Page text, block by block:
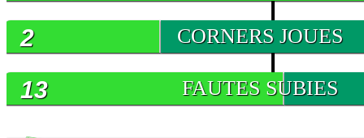
CORNERS JOUES
2
FAUTES SUBIES
13